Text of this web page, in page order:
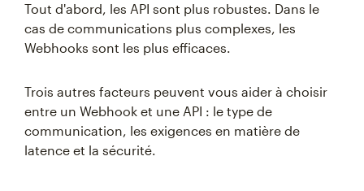
Tout d'abord, les API sont plus robustes. Dans le
cas de communications plus complexes, les
Webhooks sont les plus efficaces.
Trois autres facteurs peuvent vous aider à choisir
entre un Webhook et une API : le type de
communication, les exigences en matière de
latence et la sécurité.